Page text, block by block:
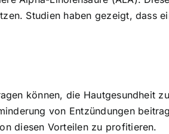
Studien haben gezeigt, dass
können, die Hautgesundheit
von Entzündungen
diesen Vorteilen zu profitieren.